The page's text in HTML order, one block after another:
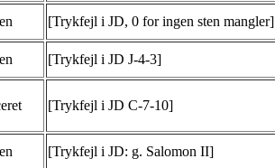
[Trykfejl i JD, 0 for ingen sten mangler]
[Trykfejl i JD J-4-3]
[Trykfejl i JD C-7-10]
[Trykfejl i JD: g. Salomon II]